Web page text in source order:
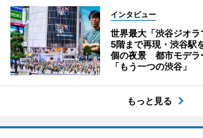
インタビュー
世界最大「渋谷ジオ
5階まで再現・渋谷駅
個の夜景 都市モデラ
「もう一つの渋谷」
もっと見る